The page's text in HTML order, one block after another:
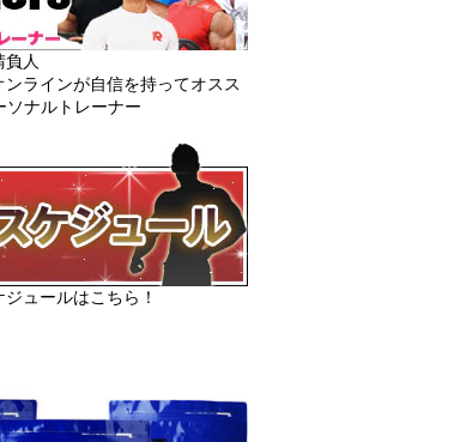
負人
ンラインが自信を持ってオスス
ソナルトレーナー
ュールはこちら！